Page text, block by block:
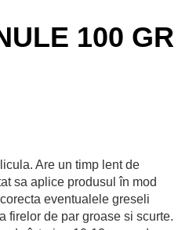
100 GR
Are un timp lent de
sa aplice produsul în mod
eventualele greseli
firelor de par groase si scurte.